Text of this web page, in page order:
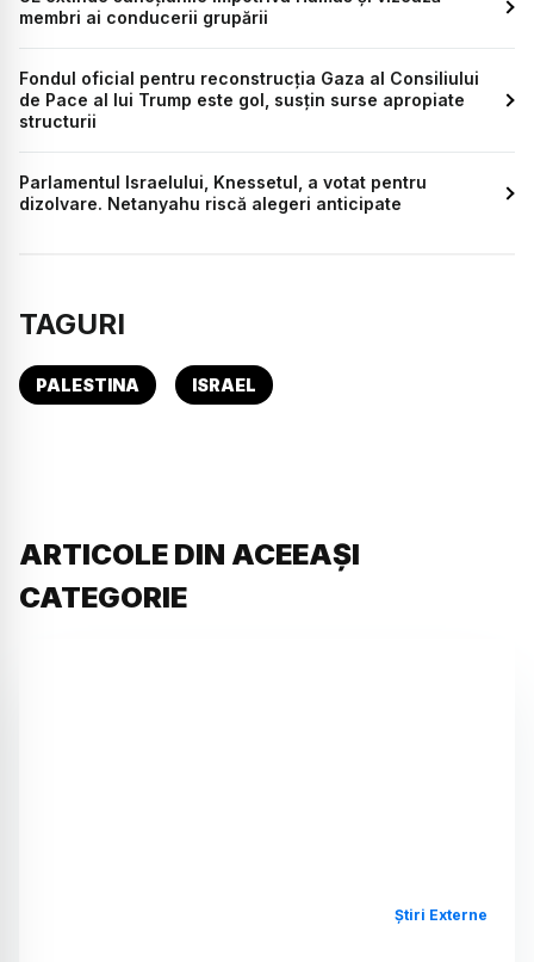
membri ai conducerii grupării
Fondul oficial pentru reconstrucția Gaza al Consiliului
de Pace al lui Trump este gol, susțin surse apropiate
structurii
Parlamentul Israelului, Knessetul, a votat pentru
dizolvare. Netanyahu riscă alegeri anticipate
TAGURI
PALESTINA ISRAEL
ARTICOLE DIN ACEEAȘI
CATEGORIE
Știri Externe